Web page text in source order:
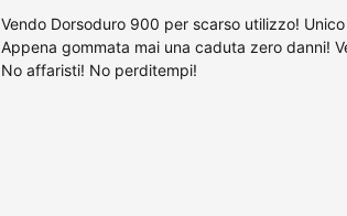
Vendo Dorsoduro 900 per scarso utilizzo!
Appena gommata mai una caduta zero danni!
No affaristi! No perditempi!